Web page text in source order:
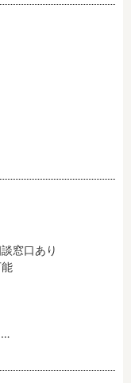
窓口あり